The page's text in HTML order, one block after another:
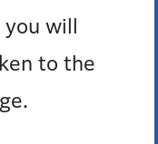
will
to the
達して欲しい。